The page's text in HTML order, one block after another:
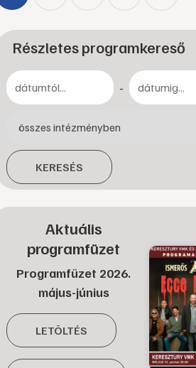
Részletes programkereső
-
KERESÉS
Aktuális
programfüzet
Programfüzet 2026.
május-június
LETÖLTÉS